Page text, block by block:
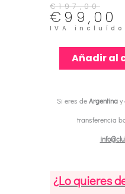
€197,00
El
precio
original
€197,00.
€ 99,00
El
precio
actual
€99,00.
IVA incluído
PlantillasAñadir al
Si eres deArgentinay
transferencia
¿Lo quieres